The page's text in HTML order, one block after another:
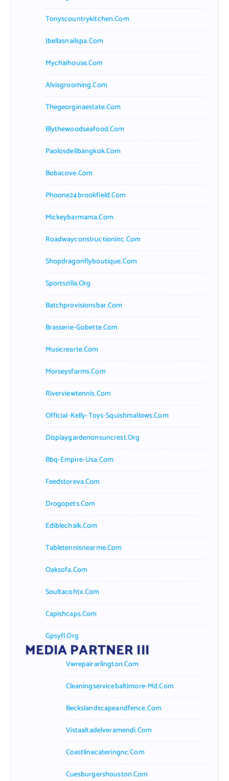
Tonyscountrykitchen.com
Jbellasnailspa.com
Mychaihouse.com
Alvisgrooming.com
Thegeorginaestate.com
Blythewoodseafood.com
Paolosdelibangkok.com
Bobacove.com
Phoone24brookfield.com
Mickeybarmama.com
Roadwayconstructioninc.com
Shopdragonflyboutique.com
Sportszilla.org
Batchprovisionsbar.com
Brasserie-Gobette.com
Musicrearte.com
Morseysfarms.com
Riverviewtennis.com
Official-Kelly-Toys-Squishmallows.com
Displaygardenonsuncrest.org
Bbq-Empire-Usa.com
Feedstoreva.com
Drogopets.com
Ediblechalk.com
Tabletennisnearme.com
Oaksofa.com
Soultacohtx.com
Capishcaps.com
Gpsyfl.org
MEDIA PARTNER III
Vwrepairarlington.com
Cleaningservicebaltimore-Md.com
Beckslandscapeandfence.com
Vistaaltadelveramendi.com
Coastlinecateringnc.com
Cuesburgershouston.com